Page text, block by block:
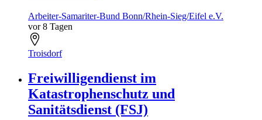
Arbeiter-Samariter-Bund Bonn/Rhein-Sieg/Eifel e.V.
vor 8 Tagen
Troisdorf
Freiwilligendienst im
Katastrophenschutz und
Sanitätsdienst (FSJ)